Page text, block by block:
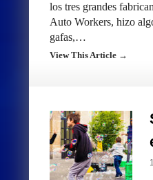
los tres grandes
Auto Workers, hizo
gafas,…
View This Article →